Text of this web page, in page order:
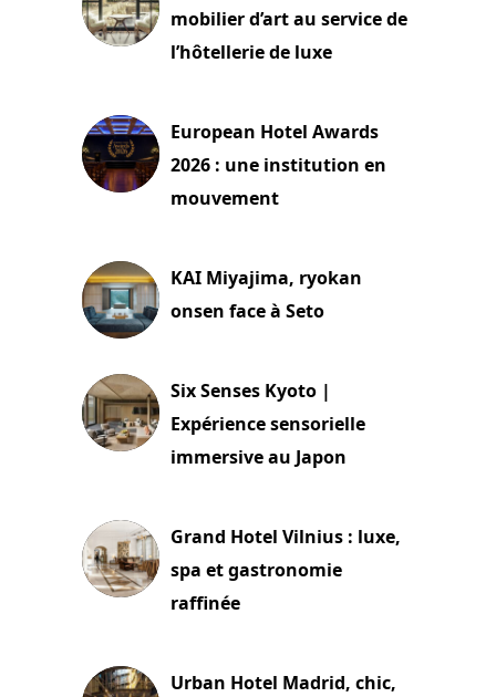
mobilier d’art au service de
l’hôtellerie de luxe
European Hotel Awards
2026 : une institution en
mouvement
KAI Miyajima, ryokan
onsen face à Seto
Six Senses Kyoto |
Expérience sensorielle
immersive au Japon
Grand Hotel Vilnius : luxe,
spa et gastronomie
raffinée
Urban Hotel Madrid, chic,